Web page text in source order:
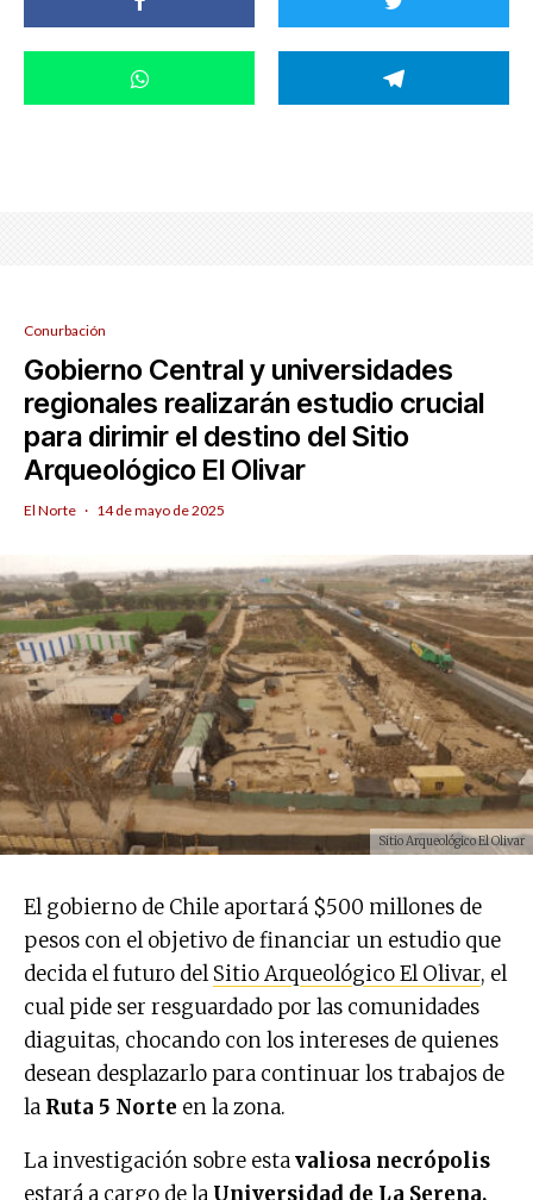
Conurbación
Gobierno Central y universidades
regionales realizarán estudio crucial
para dirimir el destino del Sitio
Arqueológico El Olivar
El Norte · 14 de mayo de 2025
Sitio Arqueológico El Olivar
El gobierno de Chile aportará $500 millones de
pesos con el objetivo de financiar un estudio que
decida el futuro delSitio Arqueológico El Olivar, el
cual pide ser resguardado por las comunidades
diaguitas, chocando con los intereses de quienes
desean desplazarlo para continuar los trabajos de
la Ruta 5 Norte en la zona.
La investigación sobre estavaliosa necrópolis
estará a cargo de la Universidad de La Serena,